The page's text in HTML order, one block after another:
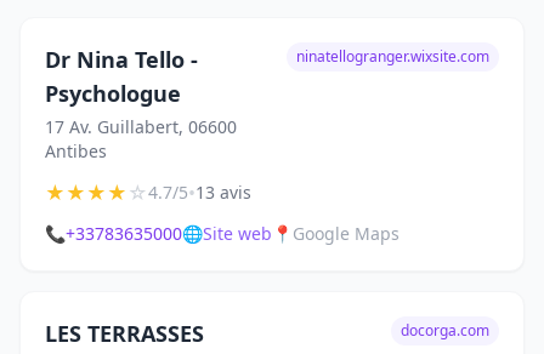
Dr Nina Tello -
Psychologue
17 Av. Guillabert, 06600
Antibes
ninatellogranger.wixsite.com
★★★★☆4.7/5•13 avis
📞+33783635000🌐Site web 📍 Google Maps
LES TERRASSES docorga.com